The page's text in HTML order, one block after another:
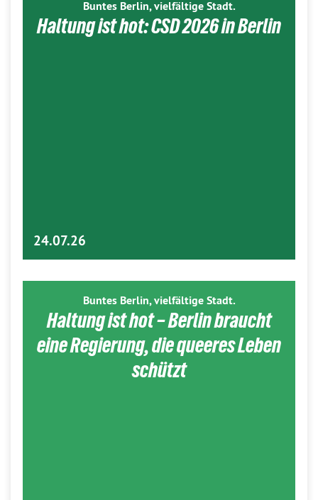
Buntes Berlin, vielfältige Stadt.
Haltung ist hot: CSD 2026 in Berlin
24.07.26
Buntes Berlin, vielfältige Stadt.
Haltung ist hot – Berlin braucht
eine Regierung, die queeres Leben
schützt